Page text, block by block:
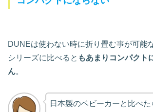
DUNEは使わない時に折り畳む事が可能
シリーズに比べると もあまりコンパクト
ん。
日本製のベビーカーと比べ